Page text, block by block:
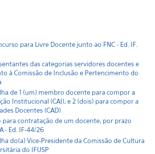
para Livre Docente junto ao FNC - Ed. IF.
das categorias servidores docentes e
à Comissão de Inclusão e Pertencimento do
de 1 (um) membro docente para compor a
Institucional (CAI), e 2 (dois) para compor a
Docentes (CAD)
para contratação de um docente, por prazo
- Ed. IF-44/26
do(a) Vice-Presidente da Comissão de Cultura
do IFUSP